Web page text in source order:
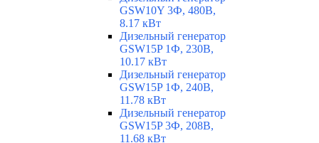
GSW10Y 3Ф, 480В,
8.17 кВт
Дизельный генератор
GSW15P 1Ф, 230В,
10.17 кВт
Дизельный генератор
GSW15P 1Ф, 240В,
11.78 кВт
Дизельный генератор
GSW15P 3Ф, 208В,
11.68 кВт